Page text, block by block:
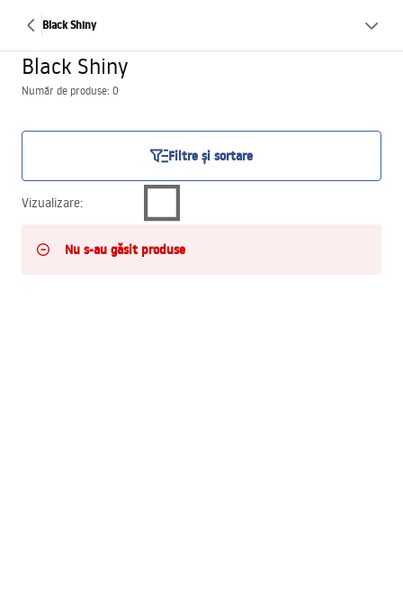
Black Shiny
Black Shiny
Număr de produse: 0
Filtre și sortare
Vizualizare:
Nu s-au găsit produse